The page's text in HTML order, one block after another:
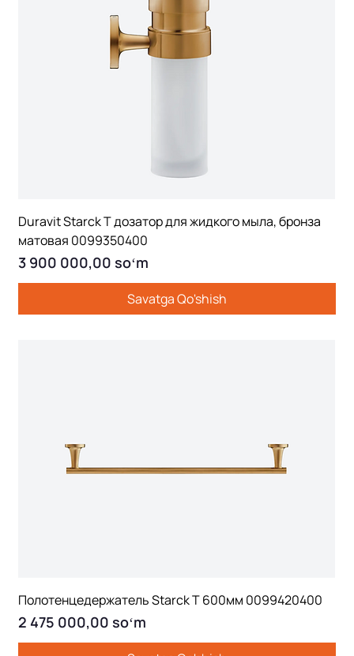
Duravit Starck T дозатор для жидкого мыла, бронза
матовая 0099350400
Price
3 900 000,00 soʻm
Savatga Qo'shish
Полотенцедержатель Starck T 600мм 0099420400
Price
2 475 000,00 soʻm